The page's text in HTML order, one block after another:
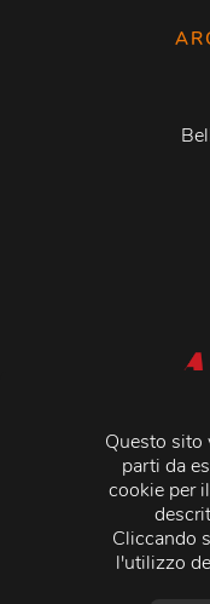
Questo sito
parti da
cookie per
Cliccando
l'utilizzo
Via
C.C.I.A.A.
Registro delle
Fiscale e Partita Iva
Credits:Crea